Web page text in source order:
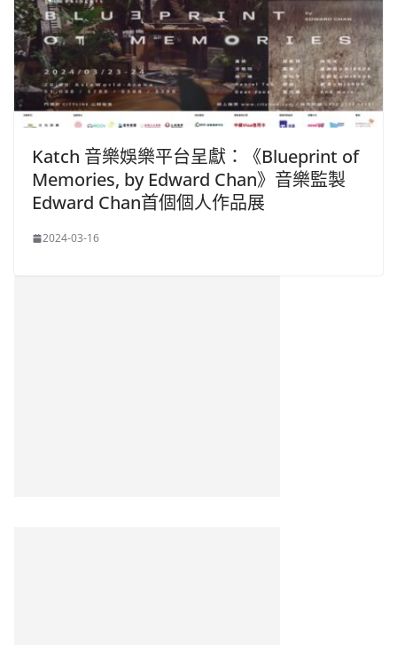
Katch 音樂娛樂平台呈獻：《Blueprint of
Memories, by Edward Chan》音樂監製
Edward Chan首個個人作品展
2024-03-16